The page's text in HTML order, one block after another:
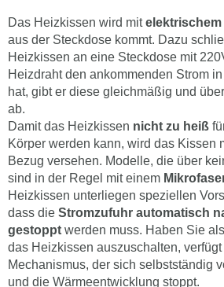
Das Heizkissen wird mit
aus der Steckdose kommt. Dazu
Heizkissen an eine Steckdose mit
Heizdraht den ankommenden Strom
hat, gibt er diese gleichmäßig und
ab.
Damit das Heizkissen nicht zu heiß
Körper werden kann, wird das Kissen
Bezug versehen. Modelle, die über
sind in der Regel mit einem
Heizkissen unterliegen speziellen
dass die Stromzufuhr automatisch
gestoppt werden muss. Haben Sie
das Heizkissen auszuschalten,
Mechanismus, der sich selbstständig
und die Wärmeentwicklung stoppt.